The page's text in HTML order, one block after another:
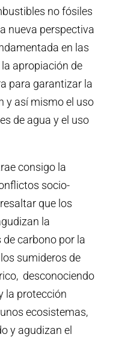
no fósiles
nueva perspectiva
en las
apropiación de
para garantizar la
y así mismo el uso
de agua y el uso
consigo la
socio-
que los
la
carbono por la
sumideros de
desconociendo
la protección
ecosistemas,
y agudizan el